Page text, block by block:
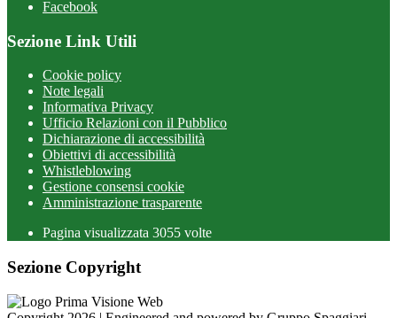
Facebook
Sezione Link Utili
Cookie policy
Note legali
Informativa Privacy
Ufficio Relazioni con il Pubblico
Dichiarazione di accessibilità
Obiettivi di accessibilità
Whistleblowing
Gestione consensi cookie
Amministrazione trasparente
Pagina visualizzata 3055 volte
Sezione Copyright